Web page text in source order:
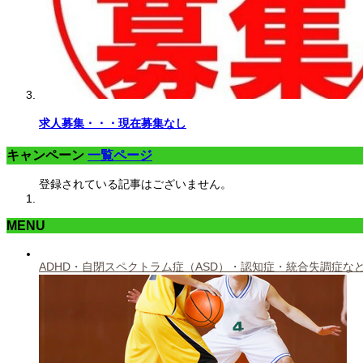
求人募集・・・現在募集なし
キャンペーン 一覧ページ
登録されている記事はございません。
MENU
ADHD・自閉スペクトラム症（ASD）・認知症・統合失調症な